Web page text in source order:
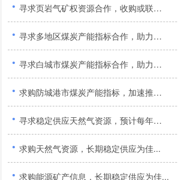
· 寻求页岩气矿权资源合作，收购或联合开采优质项目...
· 寻求多地区煤炭产能指标合作，助力矿山扩产升级...
· 寻求白城市煤炭产能指标合作，助力矿山扩产增效...
· 求购防城港市煤炭产能指标，加速推进企业生产...
· 寻求稳定供应天然气资源，预计每年需求量约为2000万立方米...
· 求购天然气资源，长期稳定供应为佳...
· 求购能源矿产信息，长期稳定供应为佳...